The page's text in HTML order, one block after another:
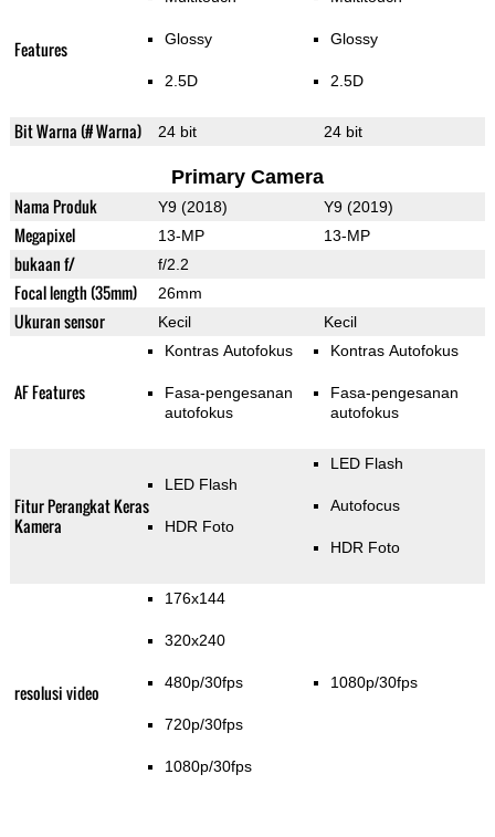
Features Glossy
2.5D
Glossy
2.5D
Bit Warna (# Warna) 24 bit 24 bit
Primary Camera
Nama Produk Y9 (2018) Y9 (2019)
Megapixel 13-MP 13-MP
bukaan f/ f/2.2
Focal length (35mm) 26mm
Ukuran sensor Kecil Kecil
AF Features
Kontras Autofokus
Fasa-pengesanan
autofokus
Kontras Autofokus
Fasa-pengesanan
autofokus
Fitur Perangkat Keras
Kamera
LED Flash
HDR Foto
LED Flash
Autofocus
HDR Foto
resolusi video
176x144
320x240
480p/30fps
720p/30fps
1080p/30fps
1080p/30fps